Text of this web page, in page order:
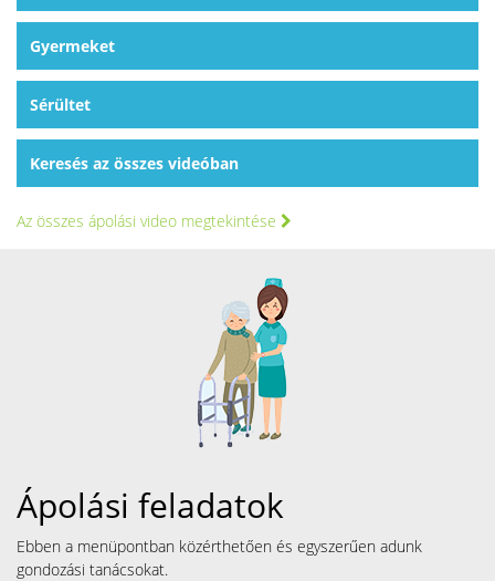
Gyermeket
Sérültet
Keresés az összes videóban
Az összes ápolási video megtekintése
Ápolási feladatok
Ebben a menüpontban közérthetően és egyszerűen adunk
gondozási tanácsokat.